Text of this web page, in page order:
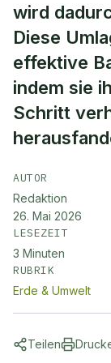
wird
Diese
effektive
indem sie
Schritt
AUTOR
Redaktion
26. Mai 2026
LESEZEIT
3 Minuten
RUBRIK
Erde & Umwelt
Teilen